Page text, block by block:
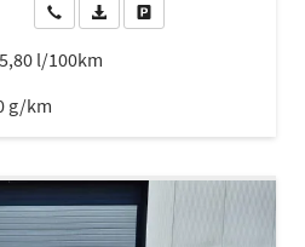
Wir rufen Sie anPDF-Datei, Fahrzeugexposé
5,80 l/100km
g/km